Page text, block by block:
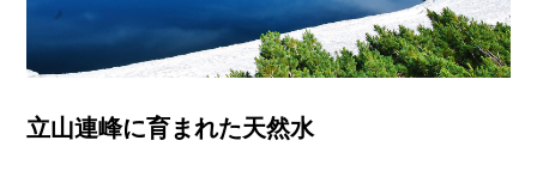
立山連峰に育まれた天然水